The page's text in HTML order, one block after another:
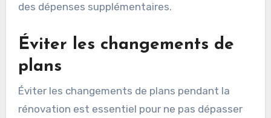
des dépenses supplémentaires.
Éviter les changements de
plans
Éviter les changements de plans pendant la
rénovation est essentiel pour ne pas dépasser